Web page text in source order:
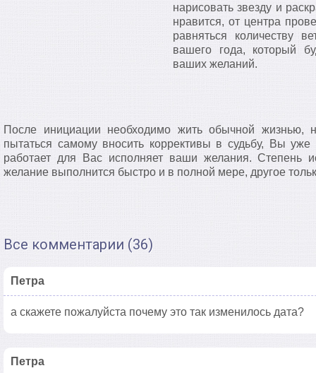
нарисовать звезду и
нравится, от центра
равняться количеству
вашего года, который
ваших желаний.
После инициации необходимо жить обычной жизнью,
пытаться самому вносить коррективы в судьбу, Вы
работает для Вас исполняет ваши желания. Степень
желание выполнится быстро и в полной мере, другое
Все комментарии (36)
Петра
а скажете пожалуйста почему это так изменилось дата?
Петра